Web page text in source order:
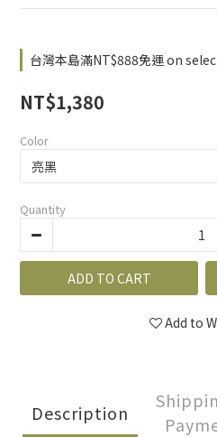
台灣本島滿NT$888免運 on
NT$1,380
Color
Quantity
ADD TO CART
Add to
Description